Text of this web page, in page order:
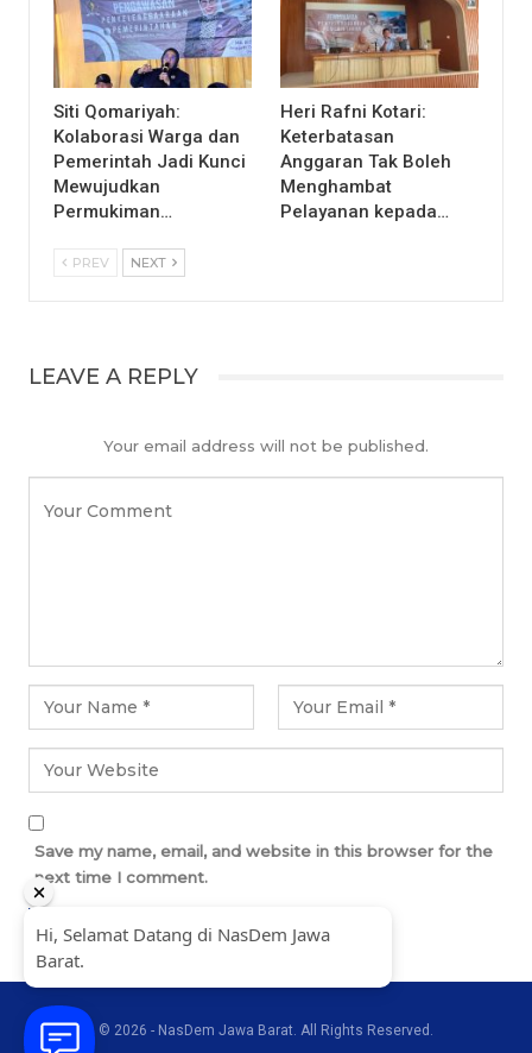
Siti Qomariyah:
Kolaborasi Warga dan
Pemerintah Jadi Kunci
Mewujudkan
Permukiman…
Heri Rafni Kotari:
Keterbatasan
Anggaran Tak Boleh
Menghambat
Pelayanan kepada…
PREV NEXT
LEAVE A REPLY
Your email address will not be published.
Save my name, email, and website in this browser for the
next time I comment.
© 2026 - NasDem Jawa Barat. All Rights Reserved.